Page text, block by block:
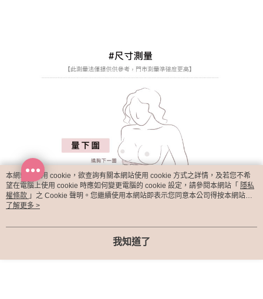
本網站中使用 cookie，欲查詢有關本網站使用 cookie 方式之詳情，及若您不希
望在電腦上使用 cookie 時應如何變更電腦的 cookie 設定，請參閱本網站「 隱私
權條款 」之 Cookie 聲明。您繼續使用本網站即表示您同意本公司得按本網站使
用條款之 Cookie 聲明使用 cookie。
了解更多 >
我知道了